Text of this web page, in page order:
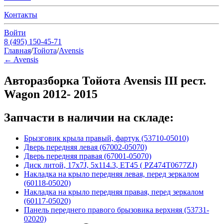
Контакты
Войти
8 (495) 150-45-71
Главная/Тойота/Avensis
← Avensis
Авторазборка Тойота Avensis III рест.
Wagon 2012- 2015
Запчасти в наличии на складе:
Брызговик крыла правый, фартук (53710-05010)
Дверь передняя левая (67002-05070)
Дверь передняя правая (67001-05070)
Диск литой, 17x7J, 5x114.3, ET45 ( PZ474T0677ZJ)
Накладка на крыло передняя левая, перед зеркалом
(60118-05020)
Накладка на крыло передняя правая, перед зеркалом
(60117-05020)
Панель переднего правого брызовика верхняя (53731-
02020)